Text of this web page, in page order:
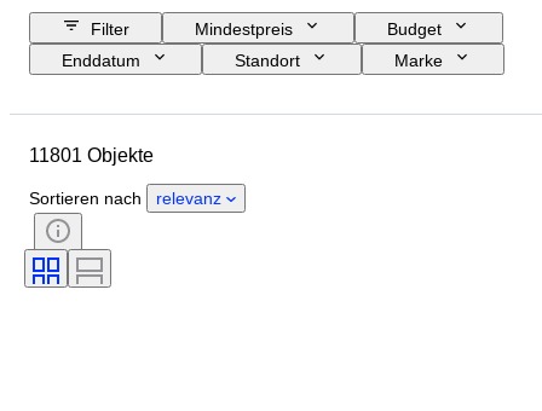
Filter Mindestpreis
Budget
Enddatum
Standort
Marke
Herkunftsland
Geschlecht
Zustand
Periode
Zertifikat
Auflage
Uhrwerk
11801 Objekte
Sortieren nach relevanz